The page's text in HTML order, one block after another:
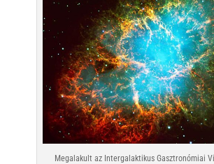
Megalakult az Intergalaktikus Gasztronómiai